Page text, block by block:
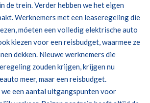
de trein. Verder hebben we het eigen
Werknemers met een leaseregeling die
móeten een volledig elektrische auto
kiezen voor een reisbudget, waarmee ze
dekken. Nieuwe werknemers die
zouden krijgen, krijgen nu
meer, maar een reisbudget.
een aantal uitgangspunten voor